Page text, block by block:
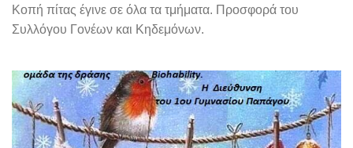
Κοπή πίτας έγινε σε όλα τα τμήματα. Προσφορά του
Συλλόγου Γονέων και Κηδεμόνων.